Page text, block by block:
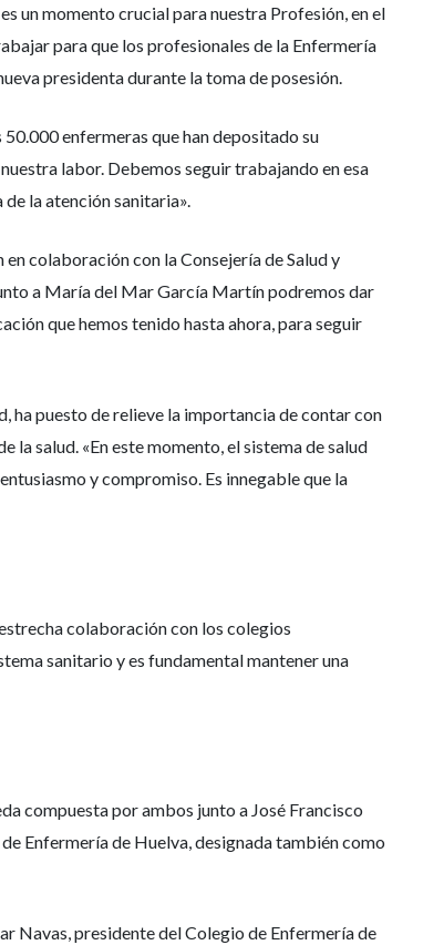
un momento crucial para nuestra Profesión, en el
para que los profesionales de la Enfermería
presidenta durante la toma de posesión.
enfermeras que han depositado su
labor. Debemos seguir trabajando en esa
la atención sanitaria».
colaboración con la Consejería de Salud y
a María del Mar García Martín podremos dar
que hemos tenido hasta ahora, para seguir
ha puesto de relieve la importancia de contar con
salud. «En este momento, el sistema de salud
y compromiso. Es innegable que la
colaboración con los colegios
sanitario y es fundamental mantener una
compuesta por ambos junto a José Francisco
Enfermería de Huelva, designada también como
Navas, presidente del Colegio de Enfermería de